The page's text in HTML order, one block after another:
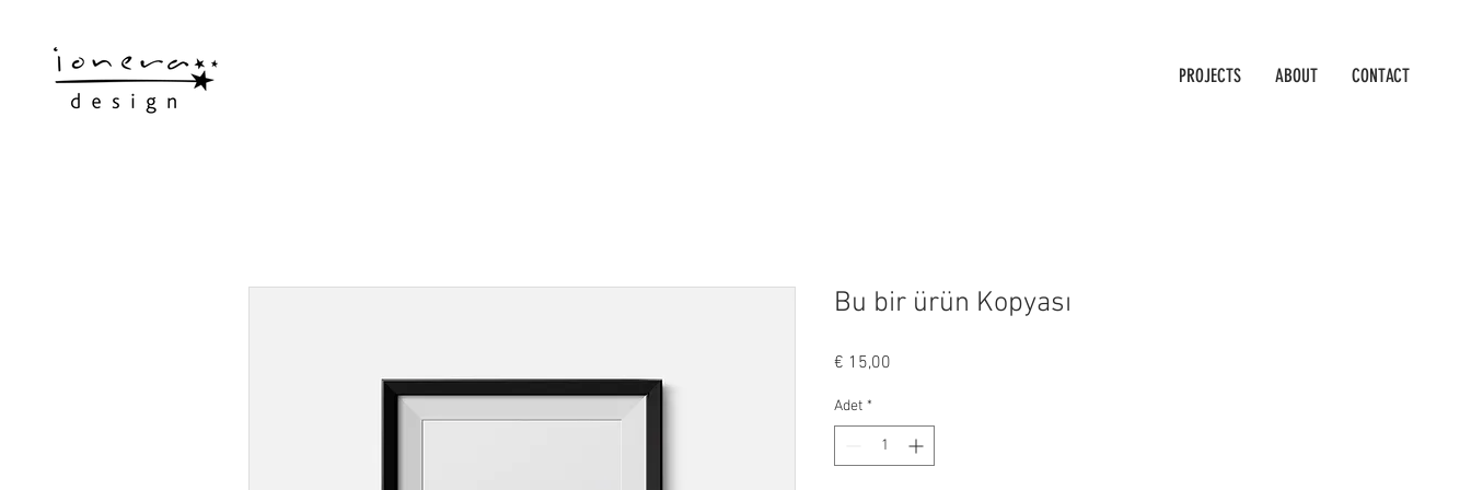
PROJECTS ABOUT CONTACT
Bu bir ürün Kopyası
€ 15,00
Adet *